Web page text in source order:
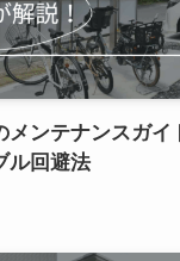
メンテナンスガイ
ル回避法